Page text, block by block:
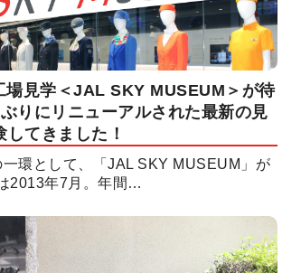
場見学＜JAL SKY MUSEUM＞が待
りにリニューアルされた最新の見
てきました！
環として、「JAL SKY MUSEUM」が
2013年7月。年間…